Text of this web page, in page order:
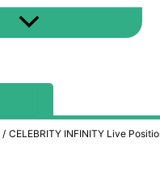
CELEBRITY INFINITY Live